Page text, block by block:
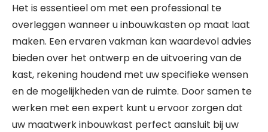
Het is essentieel om met een professional te
overleggen wanneer u inbouwkasten op maat laat
maken. Een ervaren vakman kan waardevol advies
bieden over het ontwerp en de uitvoering van de
kast, rekening houdend met uw specifieke wensen
en de mogelijkheden van de ruimte. Door samen te
werken met een expert kunt u ervoor zorgen dat
uw maatwerk inbouwkast perfect aansluit bij uw